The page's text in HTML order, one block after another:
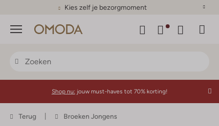
Kies zelf je bezorgmoment
Menu
Shop nu: jouw must-haves tot 70% korting!
Terug Broeken Jongens